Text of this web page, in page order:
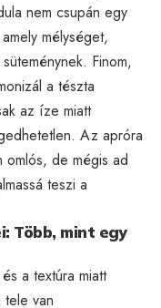
nem csupán egy
mélységet,
Finom,
a tészta
az íze miatt
Az apróra
omlós, de mégis ad
teszi a
Több, mint egy
a textúra miatt
van